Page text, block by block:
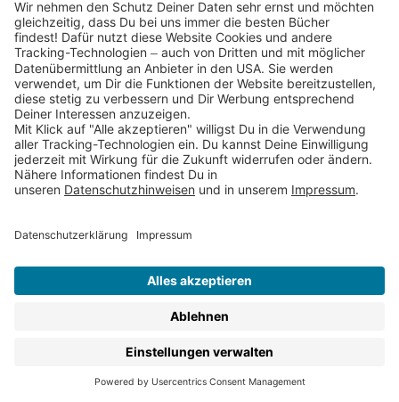
spannend oder lustig, obSachbuchoder Bücher, mit
dem Dein Kind stundenlang in eine andere Welt
abtauchen kann, ob für ungeübte LeserInnen oder für
kleine VielleserInnen – hier findest Du all unsere Bücher
für Kinder ab 8 Jahren.
Für Kinder ab 8 erscheinen in den Thienemann
Verlagen:
Sachbücher für Kinder
Kinderbuch-Reihen
Lernbücher & Rätselbücher
Christliche Kinderbücher
Kinderbuch-Ebooks